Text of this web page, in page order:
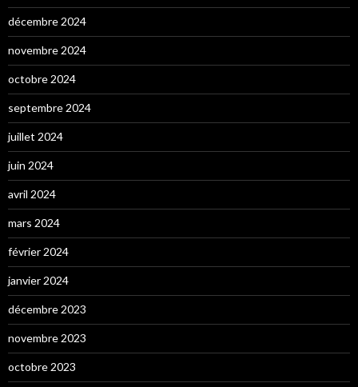
décembre 2024
novembre 2024
octobre 2024
septembre 2024
juillet 2024
juin 2024
avril 2024
mars 2024
février 2024
janvier 2024
décembre 2023
novembre 2023
octobre 2023